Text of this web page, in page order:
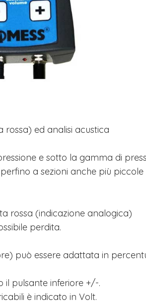
rossa) ed analisi acustica
e sotto la gamma di
a sezioni anche più piccole
rossa (indicazione analogica)
perdita.
può essere adattata in
il pulsante inferiore +/-.
è indicato in Volt.